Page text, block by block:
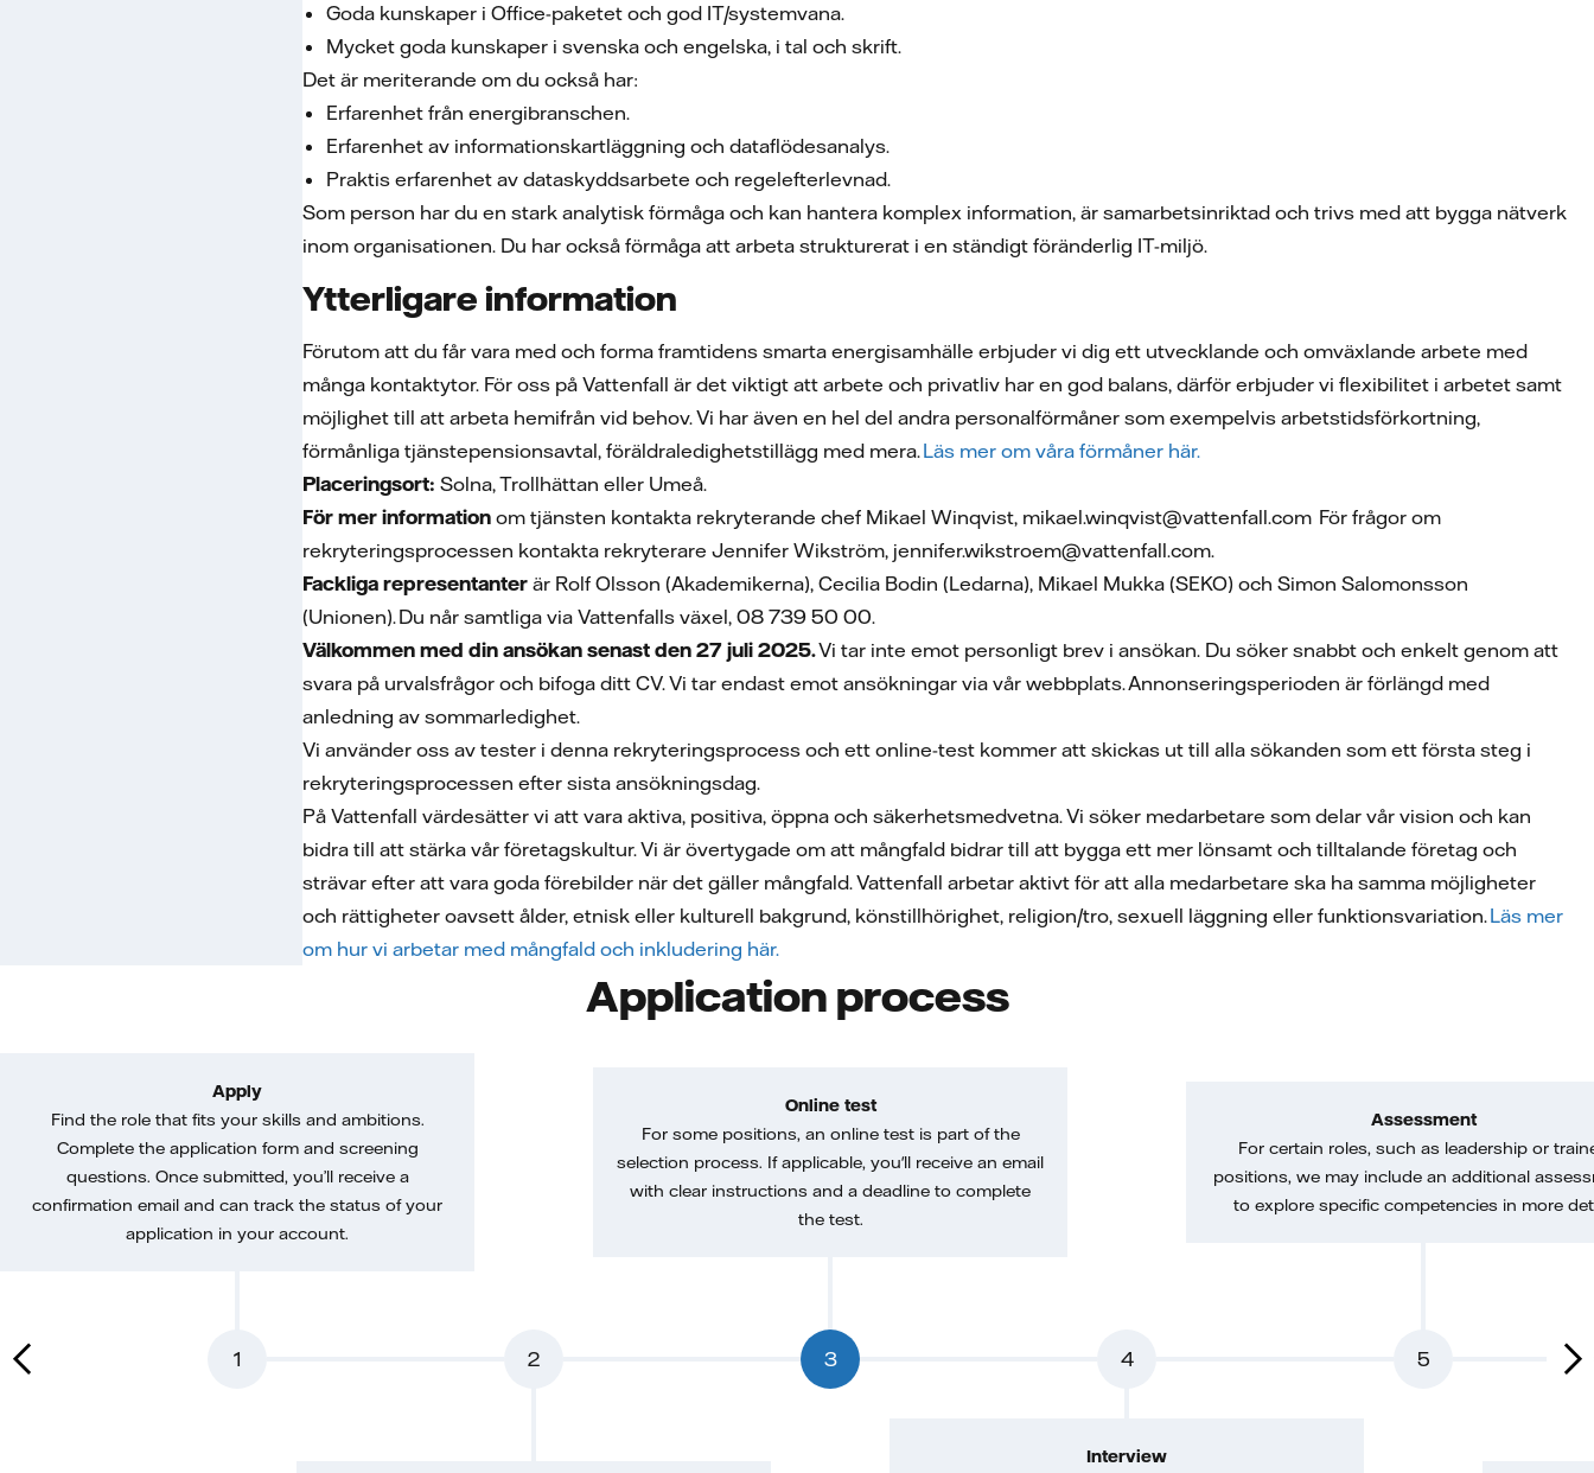
Goda kunskaper i Office-paketet och god IT/systemvana.
Mycket goda kunskaper i svenska och engelska, i tal och skrift.
Det är meriterande om du också har:
Erfarenhet från energibranschen.
Erfarenhet av informationskartläggning och dataflödesanalys.
Praktis erfarenhet av dataskyddsarbete och regelefterlevnad.
Som person har du en stark analytisk förmåga och kan hantera komplex information, är samarbetsinriktad och trivs med att bygga nätverk
inom organisationen. Du har också förmåga att arbeta strukturerat i en ständigt föränderlig IT-miljö.
Ytterligare information
Förutom att du får vara med och forma framtidens smarta energisamhälle erbjuder vi dig ett utvecklande och omväxlande arbete med
många kontaktytor. För oss på Vattenfall är det viktigt att arbete och privatliv har en god balans, därför erbjuder vi flexibilitet i arbetet samt
möjlighet till att arbeta hemifrån vid behov. Vi har även en hel del andra personalförmåner som exempelvis arbetstidsförkortning,
förmånliga tjänstepensionsavtal, föräldraledighetstillägg med mera.Läs mer om våra förmåner här.
Placeringsort: Solna, Trollhättan eller Umeå.
För mer informationom tjänsten kontakta rekryterande chef Mikael Winqvist, mikael.winqvist@vattenfall.com För frågor om
rekryteringsprocessen kontakta rekryterare Jennifer Wikström, jennifer.wikstroem@vattenfall.com.
Fackliga representanter är Rolf Olsson (Akademikerna), Cecilia Bodin (Ledarna), Mikael Mukka (SEKO) och Simon Salomonsson
(Unionen). Du når samtliga via Vattenfalls växel, 08 739 50 00.
Välkommen med din ansökan senast den 27 juli 2025.Vi tar inte emot personligt brev i ansökan. Du söker snabbt och enkelt genom att
svara på urvalsfrågor och bifoga ditt CV. Vi tar endast emot ansökningar via vår webbplats. Annonseringsperioden är förlängd med
anledning av sommarledighet.
Vi använder oss av tester i denna rekryteringsprocess och ett online-test kommer att skickas ut till alla sökanden som ett första steg i
rekryteringsprocessen efter sista ansökningsdag.
På Vattenfall värdesätter vi att vara aktiva, positiva, öppna och säkerhetsmedvetna. Vi söker medarbetare som delar vår vision och kan
bidra till att stärka vår företagskultur. Vi är övertygade om att mångfald bidrar till att bygga ett mer lönsamt och tilltalande företag och
strävar efter att vara goda förebilder när det gäller mångfald. Vattenfall arbetar aktivt för att alla medarbetare ska ha samma möjligheter
och rättigheter oavsett ålder, etnisk eller kulturell bakgrund, könstillhörighet, religion/tro, sexuell läggning eller funktionsvariation.Läs mer
om hur vi arbetar med mångfald och inkludering här.
Application process
1
Apply
Find the role that fits your skills and ambitions.
Complete the application form and screening
questions. Once submitted, you’ll receive a
confirmation email and can track the status of your
application in your account.
2 3
Online test
For some positions, an online test is part of the
selection process. If applicable, you'll receive an email
with clear instructions and a deadline to complete
the test.
4
Interview
5
Assessment
For certain roles, such as leadership or
positions, we may include an additional
to explore specific competencies in more